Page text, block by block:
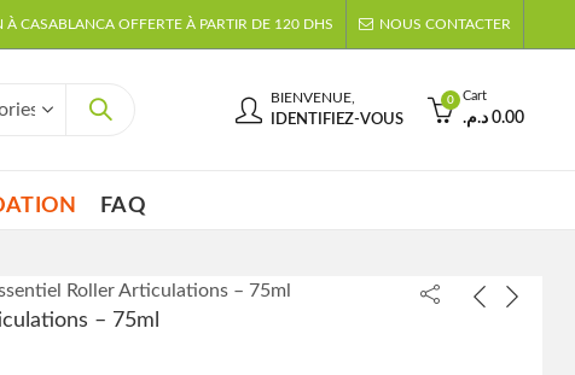
À CASABLANCA OFFERTE À PARTIR DE 120 DHS NOUS CONTACTER
BIENVENUE,
IDENTIFIEZ-VOUS
0 Cart
0.00 د.م.
FAQ
Roller Articulations – 75ml
– 75ml